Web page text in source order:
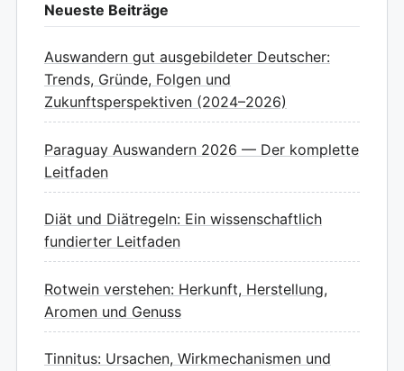
Neueste Beiträge
Auswandern gut ausgebildeter Deutscher:
Trends, Gründe, Folgen und
Zukunftsperspektiven (2024–2026)
Paraguay Auswandern 2026 — Der komplette
Leitfaden
Diät und Diätregeln: Ein wissenschaftlich
fundierter Leitfaden
Rotwein verstehen: Herkunft, Herstellung,
Aromen und Genuss
Tinnitus: Ursachen, Wirkmechanismen und